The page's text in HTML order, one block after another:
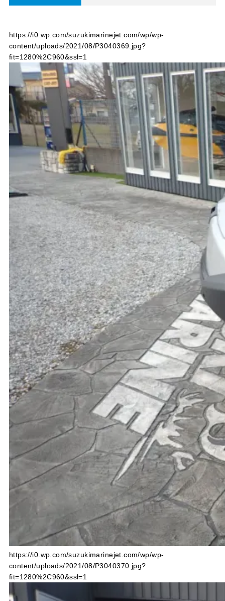
https://i0.wp.com/suzukimarinejet.com/wp/wp-
content/uploads/2021/08/P3040369.jpg?
fit=1280%2C960&ssl=1
https://i0.wp.com/suzukimarinejet.com/wp/wp-
content/uploads/2021/08/P3040370.jpg?
fit=1280%2C960&ssl=1